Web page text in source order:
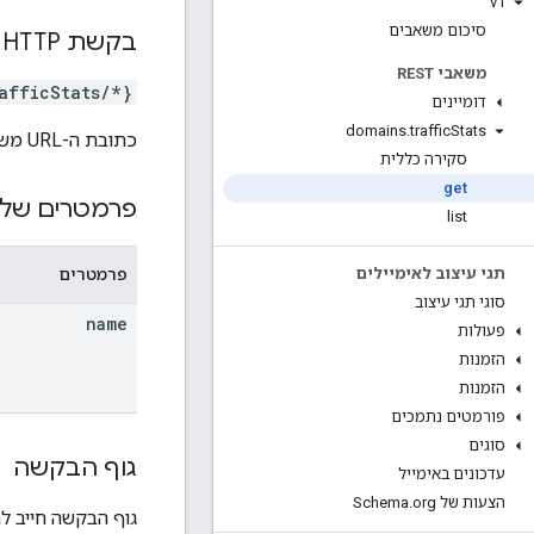
סיכום משאבים
משאבי REST
דומיינים
domains.trafficStats
סקירה כללית
get
list
תגי עיצוב לאימיילים
סוגי תגי עיצוב
פעולות
הזמנות
הזמנות
פורמטים נתמכים
סוגים
עדכונים באימייל
הצעות של Schema
.org
בקשת HTTP
*}
כתובת ה-URL משתמשת בתחביר של
פרמטרים של
פרמטרים
name
גוף הבקשה
גוף הבקשה חייב